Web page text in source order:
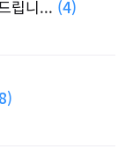
립니... (4)